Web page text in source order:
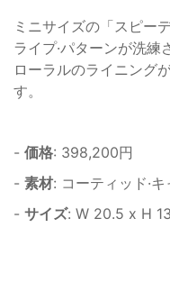
ミニサイズの「スピー
ライプ·パターンが洗練
ローラルのライニング
す。
- 価格: 398,200円
- 素材: コーティッド·
- サイズ: W 20.5 x H